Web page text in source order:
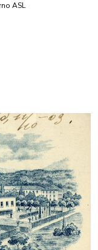
ASL